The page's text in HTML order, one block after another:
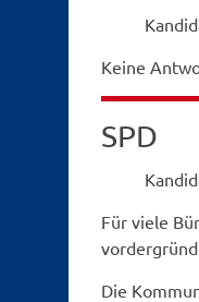
Keine
SPD
Für viele
Die